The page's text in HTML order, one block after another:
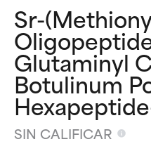
Sr-
Glutaminyl
Botulinum
SIN CALIFICAR